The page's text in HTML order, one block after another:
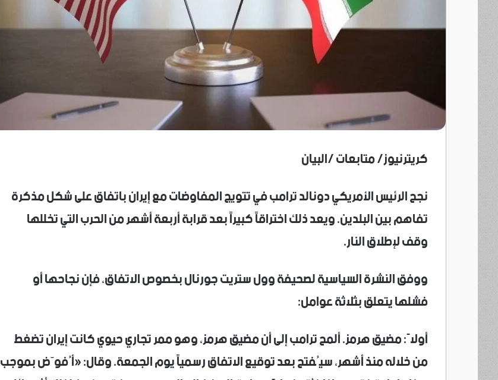
كريترنيوز/ متابعات /البيان
نجح الرئيس الأمريكي دونالد ترامب في تتويج المفاوضات مع إيران باتفاق على شكل مذكرة
تفاهم بين البلدين. ويعد ذلك اختراقاً كبيراً بعد قرابة أربعة أشهر من الحرب التي تخللها
وقف لإطلاق النار.
ووفق النشرة السياسية لصحيفة وول ستريت جورنال بخصوص الاتفاق، فإن نجاحها أو
فشلها يتعلق بثلاثة عوامل:
أولاً: مضيق هرمز. ألمح ترامب إلى أن مضيق هرمز، وهو ممر تجاري حيوي كانت إيران تضغط
من خلاله منذ أشهر، سيُفتح بعد توقيع الاتفاق رسمياً يوم الجمعة. وقال: «أُفوّض بموجب